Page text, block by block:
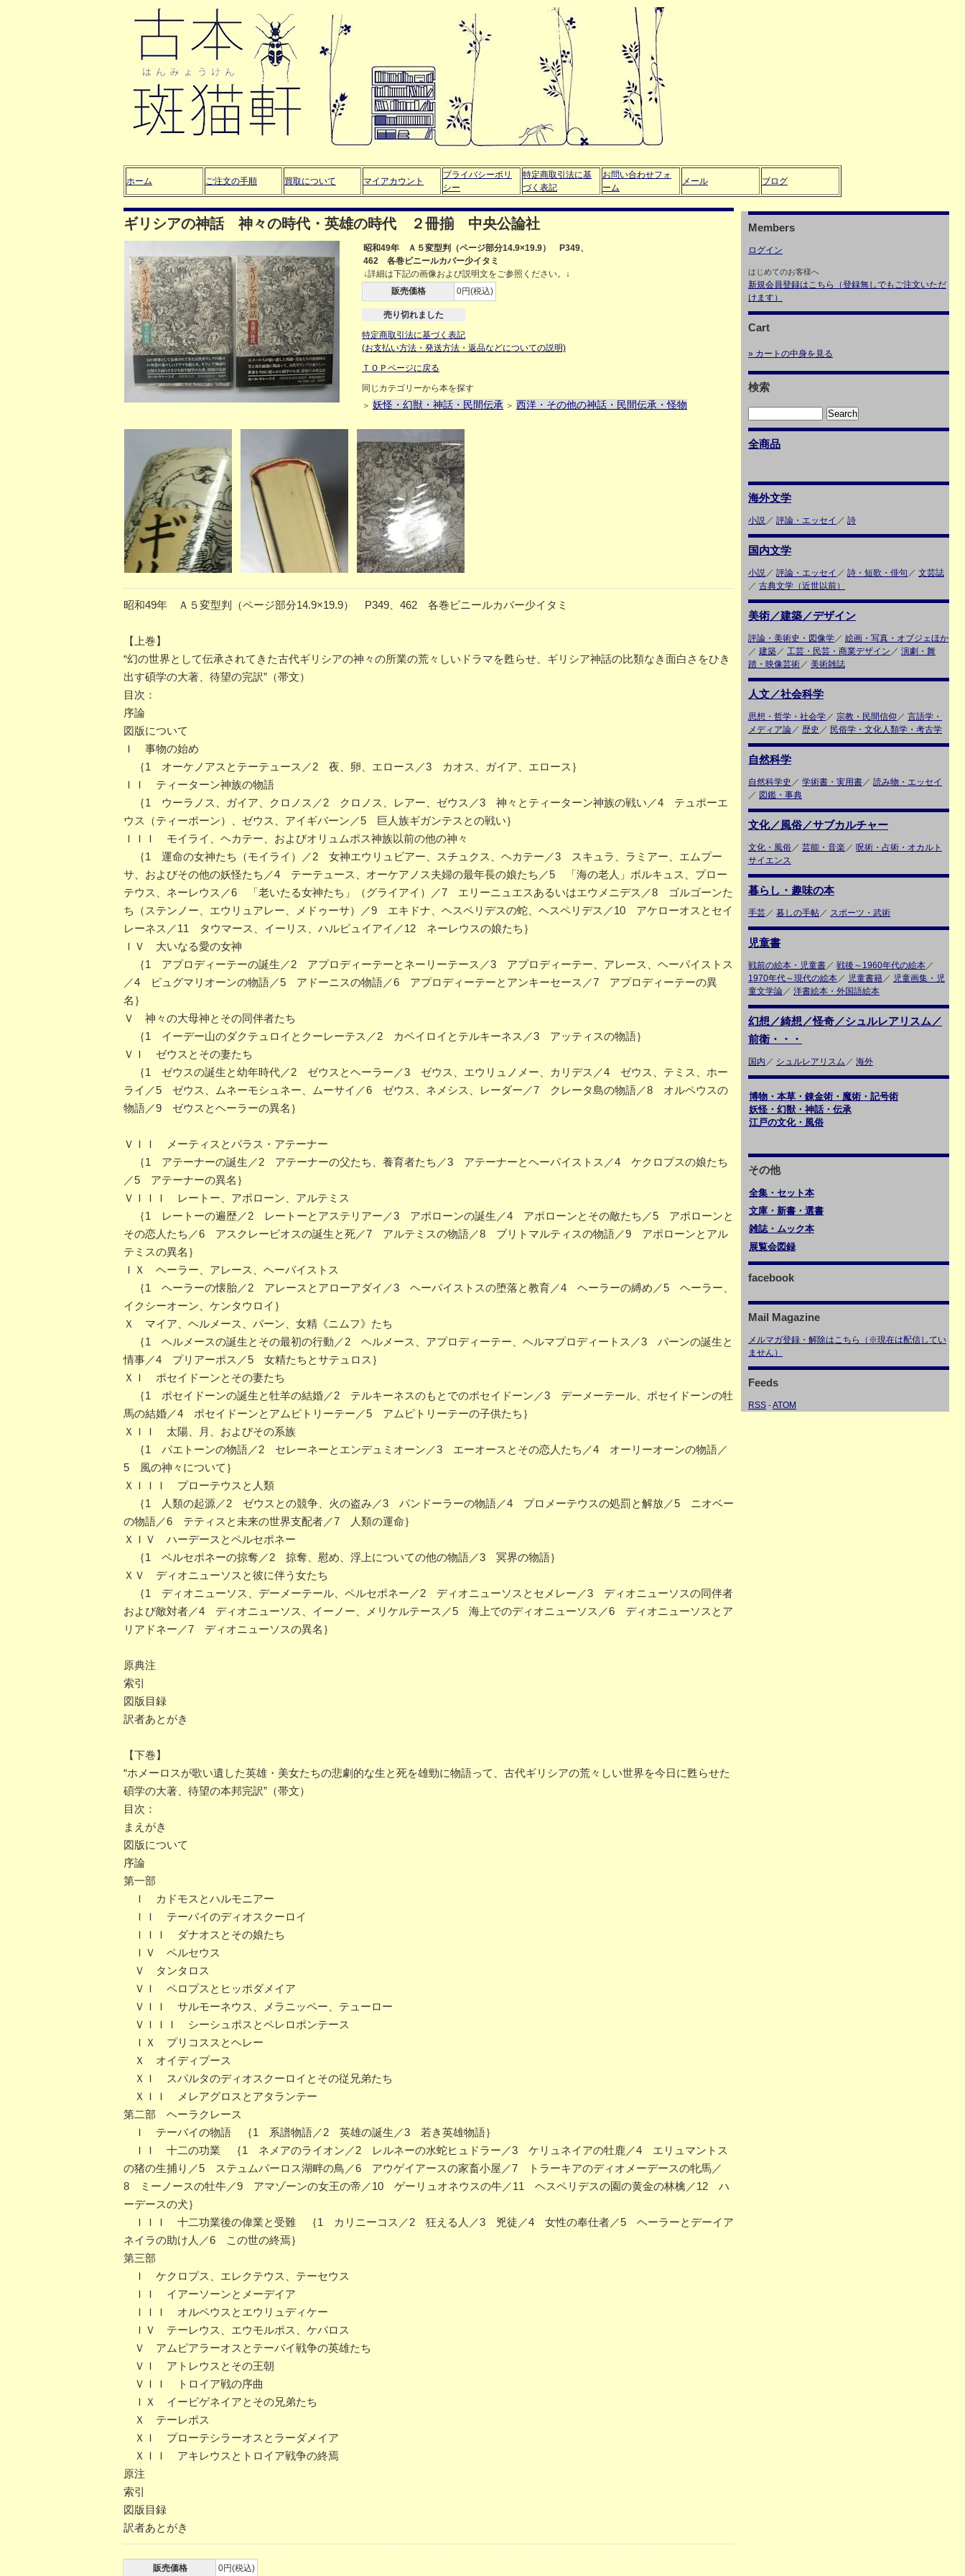
ホーム ご注文の手順 買取について マイアカウント
プライバシーポリ
シー
特定商取引法に基
づく表記
お問い合わせフォ
ーム
メール ブログ
ギリシアの神話 神々の時代・英雄の時代 ２冊揃 中央公論社
昭和49年 Ａ５変型判（ページ部分14.9×19.9） P349、
462 各巻ビニールカバー少イタミ
↓詳細は下記の画像および説明文をご参照ください。↓
販売価格
0円(税込)
売り切れました
特定商取引法に基づく表記
(お支払い方法・発送方法・返品などについての説明)
ＴＯＰページに戻る
同じカテゴリーから本を探す
＞ 妖怪・幻獣・神話・民間伝承 ＞ 西洋・その他の神話・民間伝承・怪物
昭和49年 Ａ５変型判（ページ部分14.9×19.9） P349、462 各巻ビニールカバー少イタミ
【上巻】
“幻の世界として伝承されてきた古代ギリシアの神々の所業の荒々しいドラマを甦らせ、ギリシア神話の比類なき面白さをひき
出す碩学の大著、待望の完訳”（帯文）
目次：
序論
図版について
Ｉ 事物の始め
｛1 オーケノアスとテーテュース／2 夜、卵、エロース／3 カオス、ガイア、エロース｝
ＩＩ ティーターン神族の物語
｛1 ウーラノス、ガイア、クロノス／2 クロノス、レアー、ゼウス／3 神々とティーターン神族の戦い／4 テュポーエ
ウス（ティーポーン）、ゼウス、アイギバーン／5 巨人族ギガンテスとの戦い｝
ＩＩＩ モイライ、ヘカテー、およびオリュムポス神族以前の他の神々
｛1 運命の女神たち（モイライ）／2 女神エウリュビアー、スチュクス、ヘカテー／3 スキュラ、ラミアー、エムプー
サ、およびその他の妖怪たち／4 テーテュース、オーケアノス夫婦の最年長の娘たち／5 「海の老人」ボルキュス、プロー
テウス、ネーレウス／6 「老いたる女神たち」（グライアイ）／7 エリーニュエスあるいはエウメニデス／8 ゴルゴーンた
ち（ステンノー、エウリュアレー、メドゥーサ）／9 エキドナ、ヘスペリデスの蛇、ヘスペリデス／10 アケローオスとセイ
レーネス／11 タウマース、イーリス、ハルピュイアイ／12 ネーレウスの娘たち｝
ＩＶ 大いなる愛の女神
｛1 アプロディーテーの誕生／2 アプロディーテーとネーリーテース／3 アプロディーテー、アレース、ヘーパイストス
／4 ピュグマリオーンの物語／5 アドーニスの物語／6 アプロディーテーとアンキーセース／7 アプロディーテーの異
名｝
Ｖ 神々の大母神とその同伴者たち
｛1 イーデー山のダクテュロイとクーレーテス／2 カベイロイとテルキーネス／3 アッティスの物語｝
ＶＩ ゼウスとその妻たち
｛1 ゼウスの誕生と幼年時代／2 ゼウスとヘーラー／3 ゼウス、エウリュノメー、カリデス／4 ゼウス、テミス、ホー
ライ／5 ゼウス、ムネーモシュネー、ムーサイ／6 ゼウス、ネメシス、レーダー／7 クレータ島の物語／8 オルペウスの
物語／9 ゼウスとヘーラーの異名｝
ＶＩＩ メーティスとパラス・アテーナー
｛1 アテーナーの誕生／2 アテーナーの父たち、養育者たち／3 アテーナーとヘーパイストス／4 ケクロプスの娘たち
／5 アテーナーの異名｝
ＶＩＩＩ レートー、アポローン、アルテミス
｛1 レートーの遍歴／2 レートーとアステリアー／3 アポローンの誕生／4 アポローンとその敵たち／5 アポローンと
その恋人たち／6 アスクレーピオスの誕生と死／7 アルテミスの物語／8 ブリトマルティスの物語／9 アポローンとアル
テミスの異名｝
ＩＸ ヘーラー、アレース、ヘーパイストス
｛1 ヘーラーの懐胎／2 アレースとアローアダイ／3 ヘーパイストスの堕落と教育／4 ヘーラーの縛め／5 ヘーラー、
イクシーオーン、ケンタウロイ｝
Ｘ マイア、ヘルメース、パーン、女精《ニムフ》たち
｛1 ヘルメースの誕生とその最初の行動／2 ヘルメース、アプロディーテー、ヘルマプロディートス／3 パーンの誕生と
情事／4 プリアーポス／5 女精たちとサテュロス｝
ＸＩ ポセイドーンとその妻たち
｛1 ポセイドーンの誕生と牡羊の結婚／2 テルキーネスのもとでのポセイドーン／3 デーメーテール、ポセイドーンの牡
馬の結婚／4 ポセイドーンとアムピトリーテー／5 アムピトリーテーの子供たち｝
ＸＩＩ 太陽、月、およびその系族
｛1 パエトーンの物語／2 セレーネーとエンデュミオーン／3 エーオースとその恋人たち／4 オーリーオーンの物語／
5 風の神々について｝
ＸＩＩＩ プローテウスと人類
｛1 人類の起源／2 ゼウスとの競争、火の盗み／3 パンドーラーの物語／4 プロメーテウスの処罰と解放／5 ニオベー
の物語／6 テティスと未来の世界支配者／7 人類の運命｝
ＸＩＶ ハーデースとペルセポネー
｛1 ペルセポネーの掠奪／2 掠奪、慰め、浮上についての他の物語／3 冥界の物語｝
ＸＶ ディオニューソスと彼に伴う女たち
｛1 ディオニューソス、デーメーテール、ペルセポネー／2 ディオニューソスとセメレー／3 ディオニューソスの同伴者
および敵対者／4 ディオニューソス、イーノー、メリケルテース／5 海上でのディオニューソス／6 ディオニューソスとア
リアドネー／7 ディオニューソスの異名｝
原典注
索引
図版目録
訳者あとがき
【下巻】
“ホメーロスが歌い遺した英雄・美女たちの悲劇的な生と死を雄勁に物語って、古代ギリシアの荒々しい世界を今日に甦らせた
碩学の大著、待望の本邦完訳”（帯文）
目次：
まえがき
図版について
序論
第一部
Ｉ カドモスとハルモニアー
ＩＩ テーバイのディオスクーロイ
ＩＩＩ ダナオスとその娘たち
ＩＶ ペルセウス
Ｖ タンタロス
ＶＩ ペロプスとヒッポダメイア
ＶＩＩ サルモーネウス、メラニッペー、テューロー
ＶＩＩＩ シーシュポスとペレロポンテース
ＩＸ プリコススとヘレー
Ｘ オイディプース
ＸＩ スパルタのディオスクーロイとその従兄弟たち
ＸＩＩ メレアグロスとアタランテー
第二部 ヘーラクレース
Ｉ テーバイの物語 ｛1 系譜物語／2 英雄の誕生／3 若き英雄物語｝
ＩＩ 十二の功業 ｛1 ネメアのライオン／2 レルネーの水蛇ヒュドラー／3 ケリュネイアの牡鹿／4 エリュマントス
の猪の生捕り／5 ステュムパーロス湖畔の鳥／6 アウゲイアースの家畜小屋／7 トラーキアのディオメーデースの牝馬／
8 ミーノースの牡牛／9 アマゾーンの女王の帝／10 ゲーリュオネウスの牛／11 ヘスペリデスの園の黄金の林檎／12 ハ
ーデースの犬｝
ＩＩＩ 十二功業後の偉業と受難 ｛1 カリニーコス／2 狂える人／3 兇徒／4 女性の奉仕者／5 ヘーラーとデーイア
ネイラの助け人／6 この世の終焉｝
第三部
Ｉ ケクロプス、エレクテウス、テーセウス
ＩＩ イアーソーンとメーデイア
ＩＩＩ オルペウスとエウリュディケー
ＩＶ テーレウス、エウモルポス、ケパロス
Ｖ アムピアラーオスとテーバイ戦争の英雄たち
ＶＩ アトレウスとその王朝
ＶＩＩ トロイア戦の序曲
ＩＸ イーピゲネイアとその兄弟たち
Ｘ テーレポス
ＸＩ プローテシラーオスとラーダメイア
ＸＩＩ アキレウスとトロイア戦争の終焉
原注
索引
図版目録
訳者あとがき
販売価格 0円(税込)
Members
ログイン
はじめてのお客様へ
新規会員登録はこちら（登録無しでもご注文いただ
けます）
Cart
» カートの中身を見る
検索
全商品
海外文学
小説／ 評論・エッセイ ／ 詩
国内文学
小説／ 評論・エッセイ ／ 詩・短歌・俳句 ／ 文芸誌
／ 古典文学（近世以前）
美術／建築／デザイン
評論・美術史・図像学／ 絵画・写真・オブジェほか
／ 建築／ 工芸・民芸・商業デザイン ／ 演劇・舞
踏・映像芸術／ 美術雑誌
人文／社会科学
思想・哲学・社会学／ 宗教・民間信仰 ／ 言語学・
メディア論／ 歴史 ／ 民俗学・文化人類学・考古学
自然科学
自然科学史 ／ 学術書・実用書／ 読み物・エッセイ
／ 図鑑・事典
文化／風俗／サブカルチャー
文化・風俗／ 芸能・音楽 ／ 呪術・占術・オカルト
サイエンス
暮らし・趣味の本
手芸／ 暮しの手帖／ スポーツ・武術
児童書
戦前の絵本・児童書／ 戦後～1960年代の絵本／
1970年代～現代の絵本／ 児童書籍／ 児童画集・児
童文学論／ 洋書絵本・外国語絵本
幻想／綺想／怪奇／シュルレアリスム／
前衛・・・
国内 ／ シュルレアリスム ／ 海外
博物・本草・錬金術・魔術・記号術
妖怪・幻獣・神話・伝承
江戸の文化・風俗
その他
全集・セット本
文庫・新書・選書
雑誌・ムック本
展覧会図録
facebook
Mail Magazine
メルマガ登録・解除はこちら（※現在は配信してい
ません）
Feeds
RSS -ATOM